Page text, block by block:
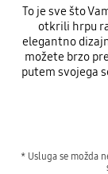
To je sve što
otkrili hrpu
elegantno
možete brzo
putem svojega
* Usluga se možda